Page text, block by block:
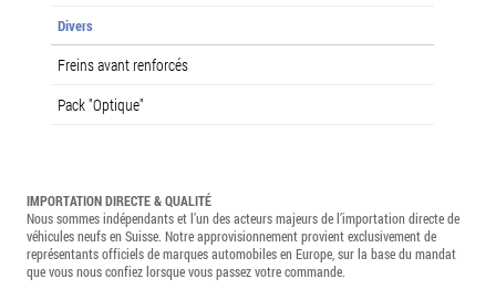
Divers
Freins avant renforcés
Pack "Optique"
IMPORTATION DIRECTE & QUALITÉ
Nous sommes indépendants et l’un des acteurs majeurs de l’importation directe de
véhicules neufs en Suisse. Notre approvisionnement provient exclusivement de
représentants officiels de marques automobiles en Europe, sur la base du mandat
que vous nous confiez lorsque vous passez votre commande.